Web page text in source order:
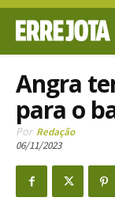
Angra
para o
Por Redação
06/11/2023